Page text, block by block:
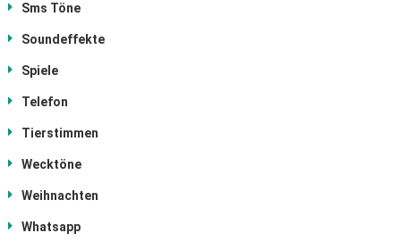
Sms Töne
Soundeffekte
Spiele
Telefon
Tierstimmen
Wecktöne
Weihnachten
Whatsapp